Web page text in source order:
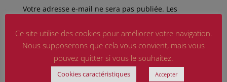
Votre adresse e-mail ne sera pas publiée. Les
Ce site utilise des cookies pour améliorer votre navigation.
Nous supposerons que cela vous convient, mais vous
pouvez quitter si vous le souhaitez.
Cookies caractéristiques Accepter